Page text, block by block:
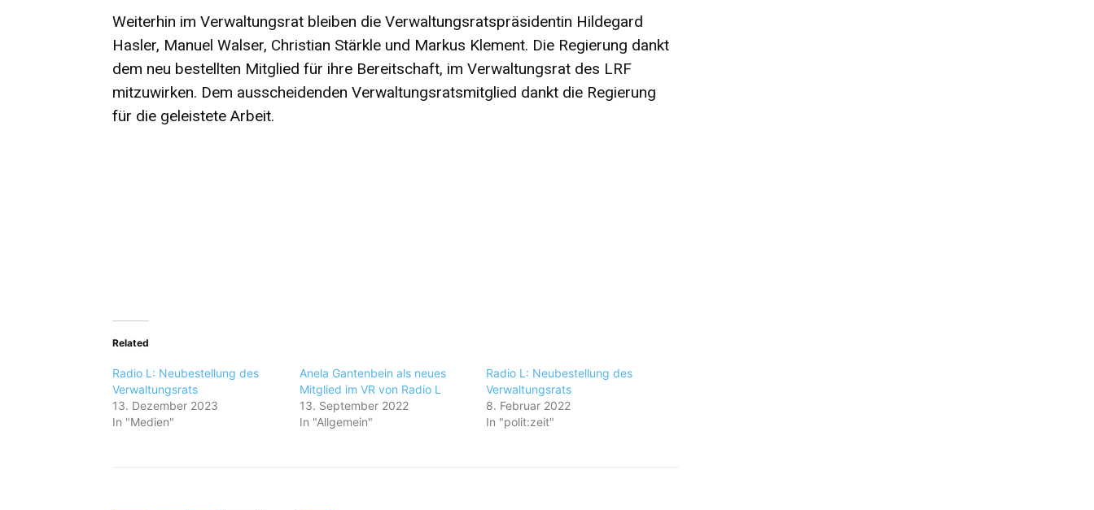
Weiterhin im Verwaltungsrat bleiben die Verwaltungsratspräsidentin Hildegard
Hasler, Manuel Walser, Christian Stärkle und Markus Klement. Die Regierung dankt
dem neu bestellten Mitglied für ihre Bereitschaft, im Verwaltungsrat des LRF
mitzuwirken. Dem ausscheidenden Verwaltungsratsmitglied dankt die Regierung
für die geleistete Arbeit.
Related
Radio L: Neubestellung des
Verwaltungsrats
13. Dezember 2023
In "Medien"
Anela Gantenbein als neues
Mitglied im VR von Radio L
13. September 2022
In "Allgemein"
Radio L: Neubestellung des
Verwaltungsrats
8. Februar 2022
In "polit:zeit"